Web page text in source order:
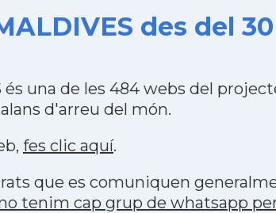
des del
és una de les 484 webs del
d'arreu del món.
fes clic aquí.
que es comuniquen
tenim cap grup de whatsapp